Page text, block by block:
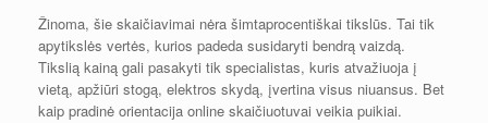
Žinoma, šie skaičiavimai nėra šimtaprocentiškai tikslūs. Tai tik
apytikslės vertės, kurios padeda susidaryti bendrą vaizdą.
Tikslią kainą gali pasakyti tik specialistas, kuris atvažiuoja į
vietą, apžiūri stogą, elektros skydą, įvertina visus niuansus. Bet
kaip pradinė orientacija online skaičiuotuvai veikia puikiai.